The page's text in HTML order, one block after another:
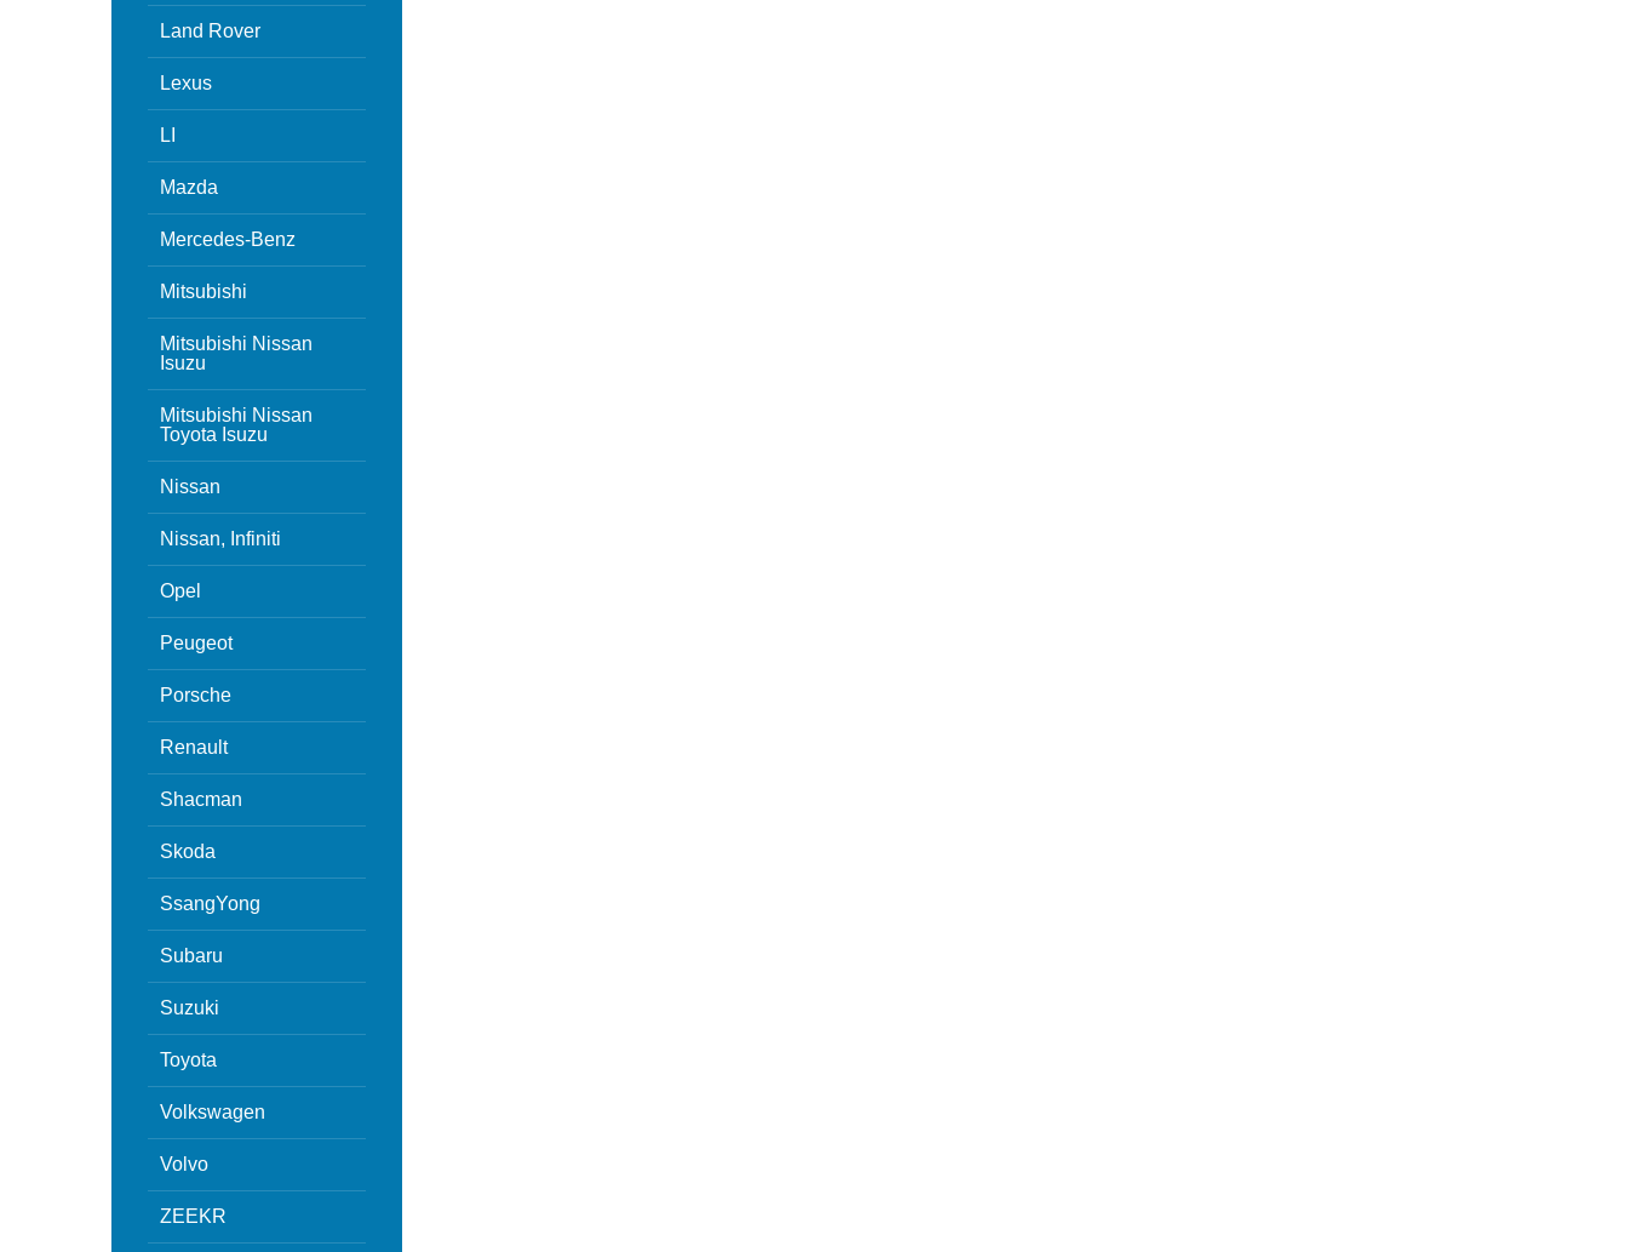
Land Rover
Lexus
LI
Mazda
Mercedes-Benz
Mitsubishi
Mitsubishi Nissan
Isuzu
Mitsubishi Nissan
Toyota Isuzu
Nissan
Nissan, Infiniti
Opel
Peugeot
Porsche
Renault
Shacman
Skoda
SsangYong
Subaru
Suzuki
Toyota
Volkswagen
Volvo
ZEEKR